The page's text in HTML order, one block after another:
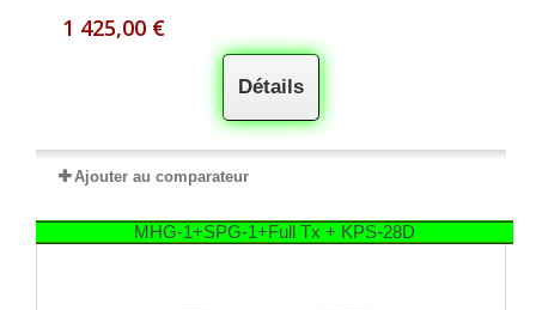
1 425,00 €
Détails
Ajouter au comparateur
MHG-1+SPG-1+Full Tx + KPS-28D